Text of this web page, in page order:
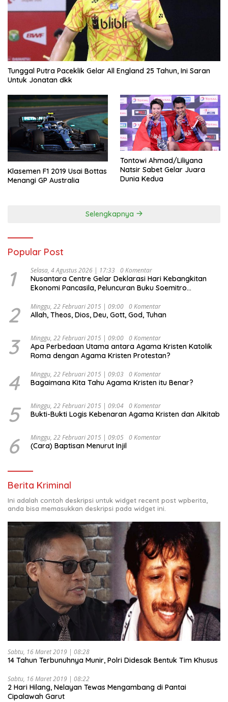
Tunggal Putra Paceklik Gelar All England 25 Tahun, Ini Saran
Untuk Jonatan dkk
Klasemen F1 2019 Usai Bottas
Menangi GP Australia
Tontowi Ahmad/Liliyana
Natsir Sabet Gelar Juara
Dunia Kedua
Selengkapnya
Popular Post
1 Selasa, 4 Agustus 2026 | 17:33 0 Komentar
Nusantara Centre Gelar Deklarasi Hari Kebangkitan
Ekonomi Pancasila, Peluncuran Buku Soemitro
Ekonomi Politik Indonesia) & Simposium Nasional
“Urgensi Undang-Undang Perekonomian Nasional dan
Indonesia Emas 2045”,
2 Minggu, 22 Februari 2015 | 09:00 0 Komentar
Allah, Theos, Dios, Deu, Gott, God, Tuhan
3 Minggu, 22 Februari 2015 | 09:00 0 Komentar
Apa Perbedaan Utama antara Agama Kristen Katolik
Roma dengan Agama Kristen Protestan?
4 Minggu, 22 Februari 2015 | 09:03 0 Komentar
Bagaimana Kita Tahu Agama Kristen itu Benar?
5 Minggu, 22 Februari 2015 | 09:04 0 Komentar
Bukti-Bukti Logis Kebenaran Agama Kristen dan Alkitab
6 Minggu, 22 Februari 2015 | 09:05 0 Komentar
(Cara) Baptisan Menurut Injil
Berita Kriminal
Ini adalah contoh deskripsi untuk widget recent post wpberita,
anda bisa memasukkan deskripsi pada widget ini.
Sabtu, 16 Maret 2019 | 08:28
14 Tahun Terbunuhnya Munir, Polri Didesak Bentuk Tim Khusus
Sabtu, 16 Maret 2019 | 08:22
2 Hari Hilang, Nelayan Tewas Mengambang di Pantai
Cipalawah Garut